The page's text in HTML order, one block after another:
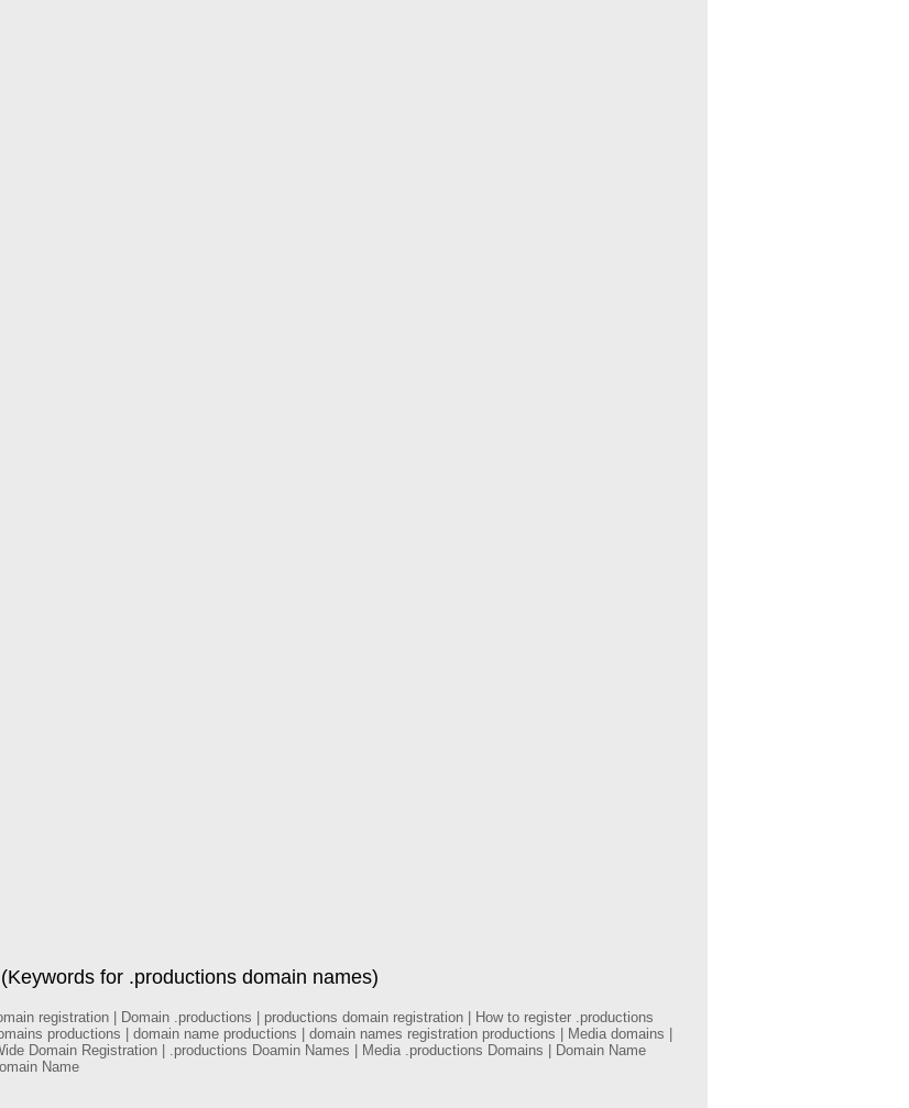
for .productions domain names)
registration | Domain .productions | productions domain registration | How to register .productions
productions | domain name productions | domain names registration productions | Media domains |
Domain Registration | .productions Doamin Names | Media .productions Domains | Domain Name
Name